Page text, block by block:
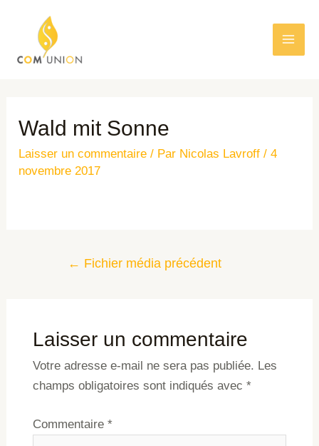
Wald mit Sonne
Laisser un commentaire / Par Nicolas Lavroff/4
novembre 2017
← Fichier média précédent
Laisser un commentaire
Votre adresse e-mail ne sera pas publiée. Les
champs obligatoires sont indiqués avec *
Commentaire *